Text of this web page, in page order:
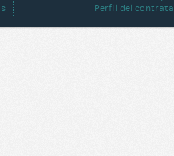
Perfil del